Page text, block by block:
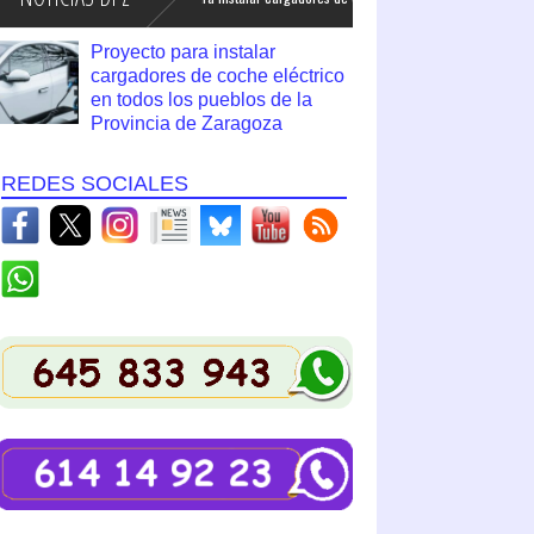
Proyecto para instalar
cargadores de coche eléctrico
en todos los pueblos de la
Provincia de Zaragoza
REDES SOCIALES